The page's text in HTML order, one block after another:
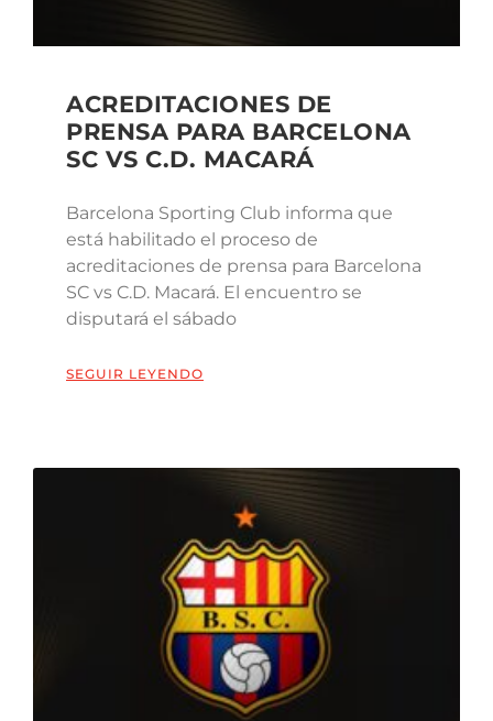
ACREDITACIONES DE
PRENSA PARA BARCELONA
SC VS C.D. MACARÁ
Barcelona Sporting Club informa que
está habilitado el proceso de
acreditaciones de prensa para Barcelona
SC vs C.D. Macará. El encuentro se
disputará el sábado
SEGUIR LEYENDO